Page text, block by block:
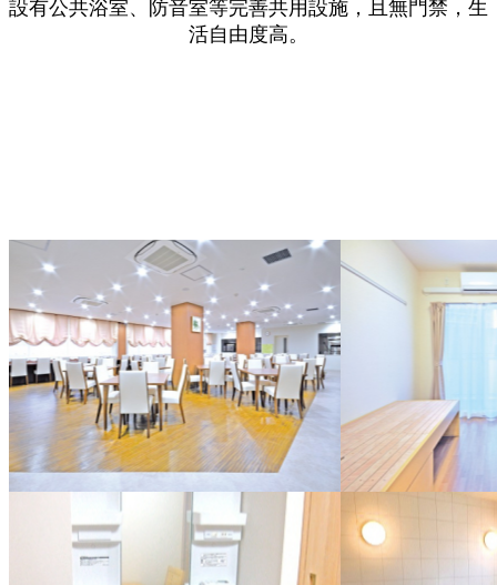
設有公共浴室、防音室等完善共用設施，且無門禁，生
活自由度高。